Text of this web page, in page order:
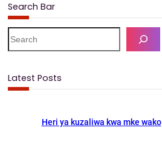
a
c
e
b
o
a
s
t
o
d
o
n
m
a
i
l
h
a
r
Search Bar
e
c
Latest Posts
Heri ya kuzaliwa kwa mke wako